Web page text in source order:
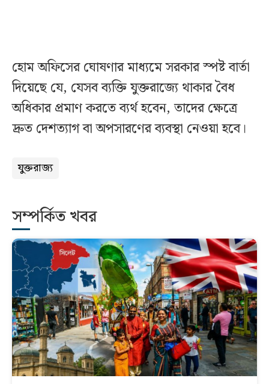
হোম অফিসের ঘোষণার মাধ্যমে সরকার স্পষ্ট বার্তা
দিয়েছে যে, যেসব ব্যক্তি যুক্তরাজ্যে থাকার বৈধ
অধিকার প্রমাণ করতে ব্যর্থ হবেন, তাদের ক্ষেত্রে
দ্রুত দেশত্যাগ বা অপসারণের ব্যবস্থা নেওয়া হবে।
যুক্তরাজ্য
সম্পর্কিত খবর